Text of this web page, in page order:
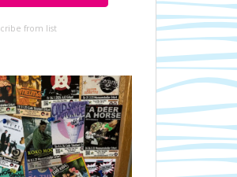
from list